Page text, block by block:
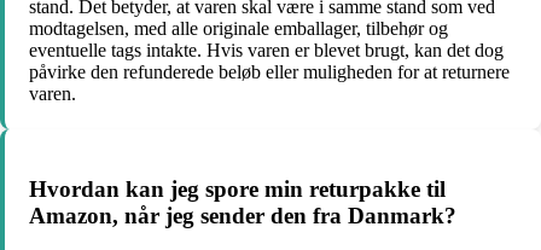
stand. Det betyder, at varen skal være i samme stand som ved
modtagelsen, med alle originale emballager, tilbehør og
eventuelle tags intakte. Hvis varen er blevet brugt, kan det dog
påvirke den refunderede beløb eller muligheden for at returnere
varen.
Hvordan kan jeg spore min returpakke til
Amazon, når jeg sender den fra Danmark?